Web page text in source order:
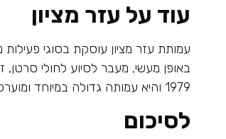
עוד על עזר מציון
עמותת עזר מציון עוסקת בסוגי
באופן מעשי, מעבר לסיוע לחולי סרטן,
1979 והיא עמותה גדולה במיוחד ומוערכת מאוד.
לסיכום